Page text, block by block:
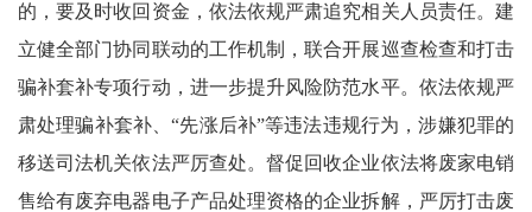
的，要及时收回资金，依法依规严肃追究相关人员责任。建
立健全部门协同联动的工作机制，联合开展巡查检查和打击
骗补套补专项行动，进一步提升风险防范水平。依法依规严
肃处理骗补套补、“先涨后补”等违法违规行为，涉嫌犯罪的
移送司法机关依法严厉查处。督促回收企业依法将废家电销
售给有废弃电器电子产品处理资格的企业拆解，严厉打击废